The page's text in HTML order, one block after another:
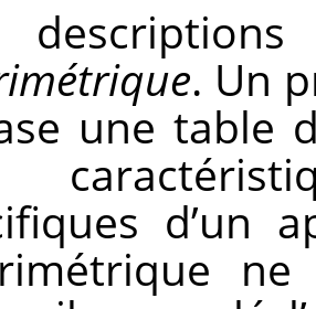
. Un
une table
d’un